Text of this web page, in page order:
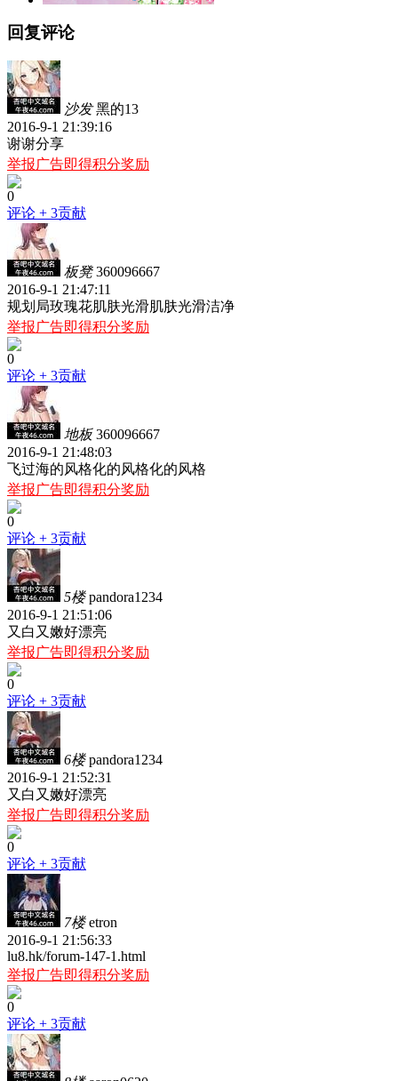
回复评论
沙发 黑的13
2016-9-1 21:39:16
谢谢分享
举报广告即得积分奖励
0
评论 + 3贡献
板凳 360096667
2016-9-1 21:47:11
规划局玫瑰花肌肤光滑肌肤光滑洁净
举报广告即得积分奖励
0
评论 + 3贡献
地板 360096667
2016-9-1 21:48:03
飞过海的风格化的风格化的风格
举报广告即得积分奖励
0
评论 + 3贡献
5楼 pandora1234
2016-9-1 21:51:06
又白又嫩好漂亮
举报广告即得积分奖励
0
评论 + 3贡献
6楼 pandora1234
2016-9-1 21:52:31
又白又嫩好漂亮
举报广告即得积分奖励
0
评论 + 3贡献
7楼 etron
2016-9-1 21:56:33
lu8.hk/forum-147-1.html
举报广告即得积分奖励
0
评论 + 3贡献